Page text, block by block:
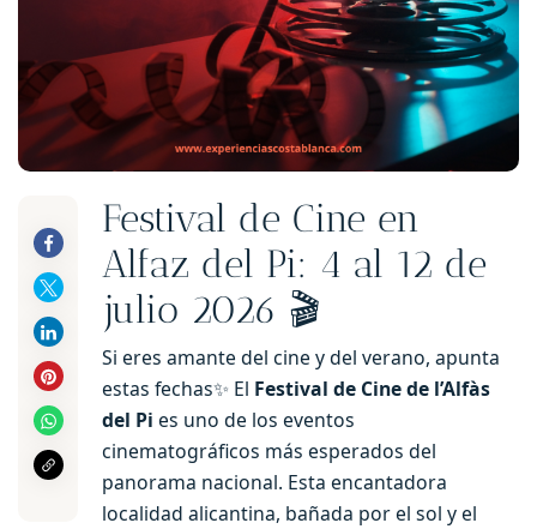
Festival de Cine en
Alfaz del Pi: 4 al 12 de
julio 2026 🎬
Si eres amante del cine y del verano, apunta
estas fechas✨ El Festival de Cine de l’Alfàs
del Pi es uno de los eventos
cinematográficos más esperados del
panorama nacional. Esta encantadora
localidad alicantina, bañada por el sol y el